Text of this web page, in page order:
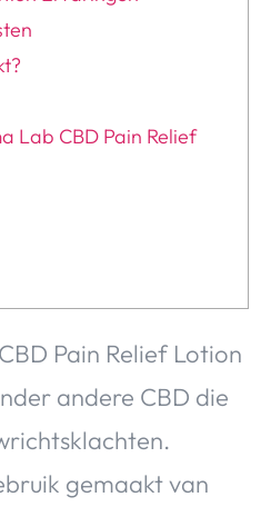
Lab CBD Pain Relief
Pain Relief Lotion
andere CBD die
gemaakt van